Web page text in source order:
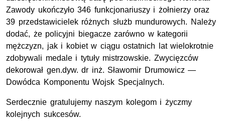
Zawody ukończyło 346 funkcjonariuszy i żołnierzy oraz
39 przedstawicielek różnych służb mundurowych. Należy
dodać, że policyjni biegacze zarówno w kategorii
mężczyzn, jak i kobiet w ciągu ostatnich lat wielokrotnie
zdobywali medale i tytuły mistrzowskie. Zwycięzców
dekorował gen.dyw. dr inż. Sławomir Drumowicz —
Dowódca Komponentu Wojsk Specjalnych.
Serdecznie gratulujemy naszym kolegom i życzmy
kolejnych sukcesów.